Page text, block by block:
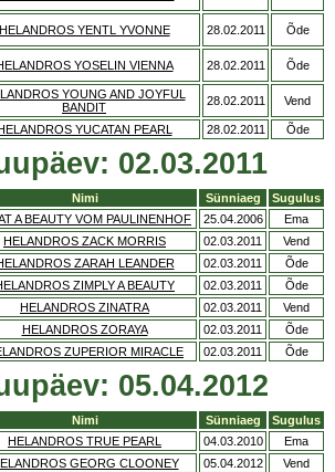
HELANDROS YENTL YVONNE 28.02.2011 Õde
YOSELIN VIENNA 28.02.2011 Õde
YOUNG AND JOYFUL
BANDIT
28.02.2011 Vend
YUCATAN PEARL 28.02.2011 Õde
02.03.2011
Nimi Sünniaeg
Sugulus
A BEAUTY VOM PAULINENHOF 25.04.2006
Ema
HELANDROS ZACK MORRIS 02.03.2011
Vend
ZARAH LEANDER 02.03.2011
Õde
ZIMPLY A BEAUTY 02.03.2011
Õde
HELANDROS ZINATRA 02.03.2011
Vend
HELANDROS ZORAYA 02.03.2011
Õde
ZUPERIOR MIRACLE 02.03.2011 Õde
05.04.2012
Nimi Sünniaeg
Sugulus
HELANDROS TRUE PEARL 04.03.2010
Ema
GEORG CLOONEY 05.04.2012
Vend